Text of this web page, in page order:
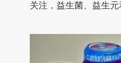
关注，益生菌、益生